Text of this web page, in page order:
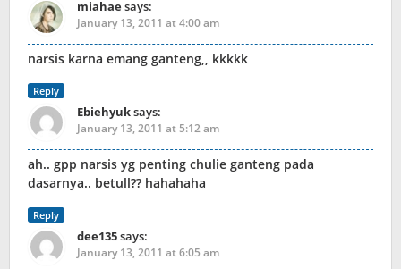
miahaesays:
January 13, 2011 at 4:00 am
narsis karna emang ganteng,, kkkkk
Reply
Ebiehyuksays:
January 13, 2011 at 5:12 am
ah.. gpp narsis yg penting chulie ganteng pada
dasarnya.. betull?? hahahaha
Reply
dee135says:
January 13, 2011 at 6:05 am